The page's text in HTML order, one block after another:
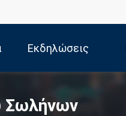
Εκδηλώσεις
Σωλήνων